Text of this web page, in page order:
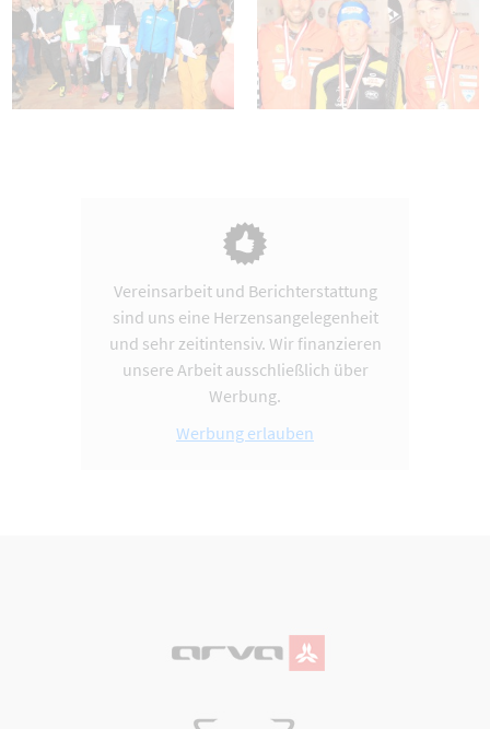
Vereinsarbeit und Berichterstattung
sind uns eine Herzensangelegenheit
und sehr zeitintensiv. Wir finanzieren
unsere Arbeit ausschließlich über
Werbung.
Werbung erlauben